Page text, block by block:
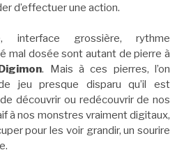
d’effectuer une action.
interface grossière, rythme
mal dosée sont autant de pierre à
Digimon. Mais à ces pierres, l’on
jeu presque disparu qu’il est
découvrir ou redécouvrir de nos
à nos monstres vraiment digitaux,
pour les voir grandir, un sourire